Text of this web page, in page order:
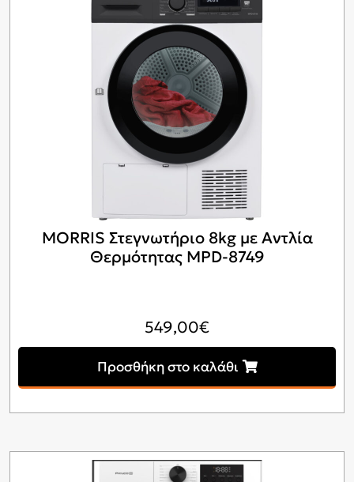
MORRIS Στεγνωτήριο 8kg με Αντλία
Θερμότητας MPD-8749
549,00€
Προσθήκη στο καλάθι